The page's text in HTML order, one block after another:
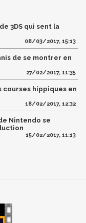
3DS qui sent la
08/03/2017, 15:13
de se montrer en
27/02/2017, 11:35
courses hippiques en
18/02/2017, 12:32
Nintendo se
15/02/2017, 11:13